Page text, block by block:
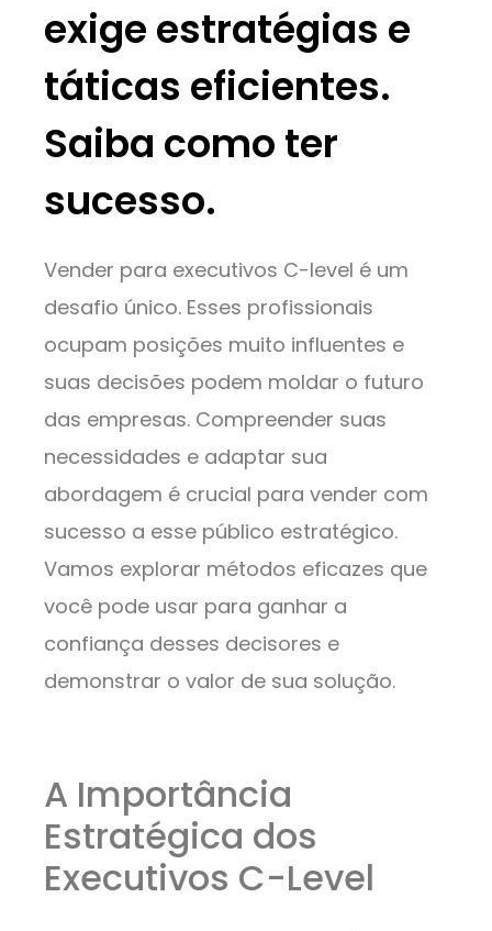
exige estratégias e
táticas eficientes.
Saiba como ter
sucesso.
Vender para executivos C-level é um
desafio único. Esses profissionais
ocupam posições muito influentes e
suas decisões podem moldar o futuro
das empresas. Compreender suas
necessidades e adaptar sua
abordagem é crucial para vender com
sucesso a esse público estratégico.
Vamos explorar métodos eficazes que
você pode usar para ganhar a
confiança desses decisores e
demonstrar o valor de sua solução.
A Importância
Estratégica dos
Executivos C-Level